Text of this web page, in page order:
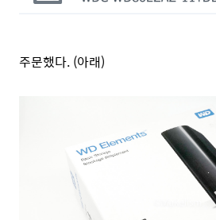
주문했다. (아래)